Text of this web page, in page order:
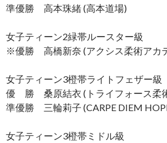
準優勝 高本珠緒 (高本道場)
女子ティーン2緑帯ルースター級
※優勝 高橋新奈 (アクシス柔術アカ
女子ティーン3橙帯ライトフェザー級
優 勝 桑原結衣 (トライフォース柔
準優勝 三輪莉子 (CARPE DIEM
女子ティーン3橙帯ミドル級